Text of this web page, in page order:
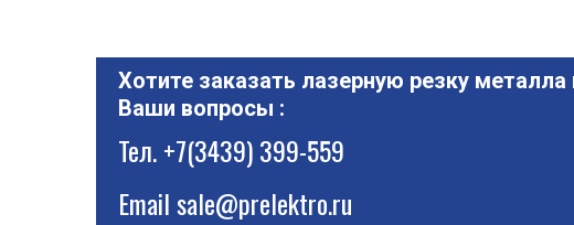
Хотите заказать лазерную резку
Ваши вопросы :
Тел.+7(3439) 399-559
Emailsale@prelektro.ru